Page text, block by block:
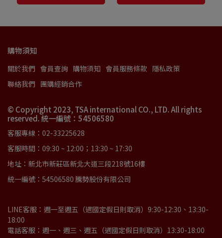
購物須知
關於我們 會員查詢 購物須知 會員服務條款 隱私政策
聯絡我們 團購經銷合作
© Copyright 2023, TSA international CO., LTD. All rights
reserved. 統一編號：54506580
客服專線：02-33225628
客服時間：09:30 ~ 12:00；13:30 ~ 17:30
地址：新北市新莊區新北大道三段218號16樓
統一編號：54506580 騰勢股份有限公司
LINE客服：週一至週五（遇國定假日則取消）9:30-12:30、13:30-
18:00
電話客服：週一、週三、週五（遇國定假日則取消）13:30-18:00